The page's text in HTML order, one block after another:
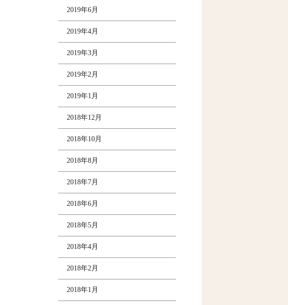
2019年6月
2019年4月
2019年3月
2019年2月
2019年1月
2018年12月
2018年10月
2018年8月
2018年7月
2018年6月
2018年5月
2018年4月
2018年2月
2018年1月